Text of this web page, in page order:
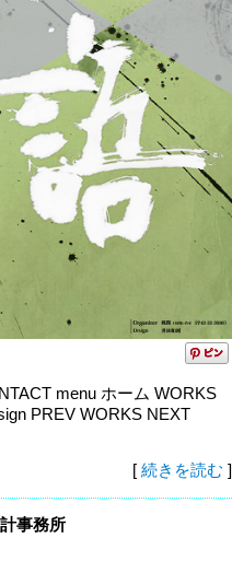
menu ホーム WORKS
PREV WORKS NEXT
[ 続きを読む ]
事務所